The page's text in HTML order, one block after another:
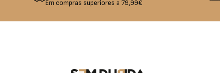
Em compras superiores a 79,99€